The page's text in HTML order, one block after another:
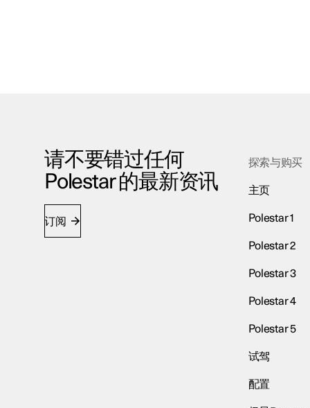
请不要错过任何
Polestar 的最新资讯
订阅
探索与购买
主页
Polestar 1
Polestar 2
Polestar 3
Polestar 4
Polestar 5
试驾
配置